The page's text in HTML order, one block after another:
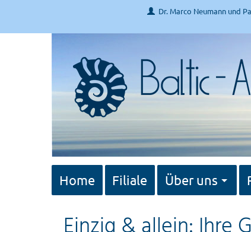
Dr. Marco Neumann und
Home Filiale Über uns